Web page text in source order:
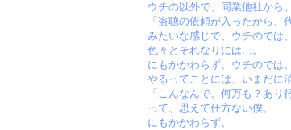
ウチの以外で、同業他社から、
「盗聴の依頼が入ったから、
みたいな感じで、ウチのでは
色々とそれなりには…。
にもかかわらず、ウチのでは
やるってことには、いまだに
「こんなんで、何万も？あり
って、思えて仕方ない僕。
にもかかわらず、